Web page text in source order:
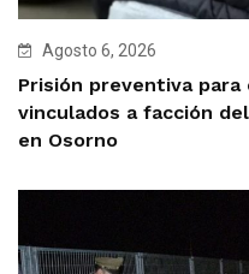
Agosto 6, 2026
Prisión preventiva
vinculados a facción
en Osorno